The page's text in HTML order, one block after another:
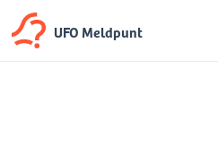
UFO Meldpunt